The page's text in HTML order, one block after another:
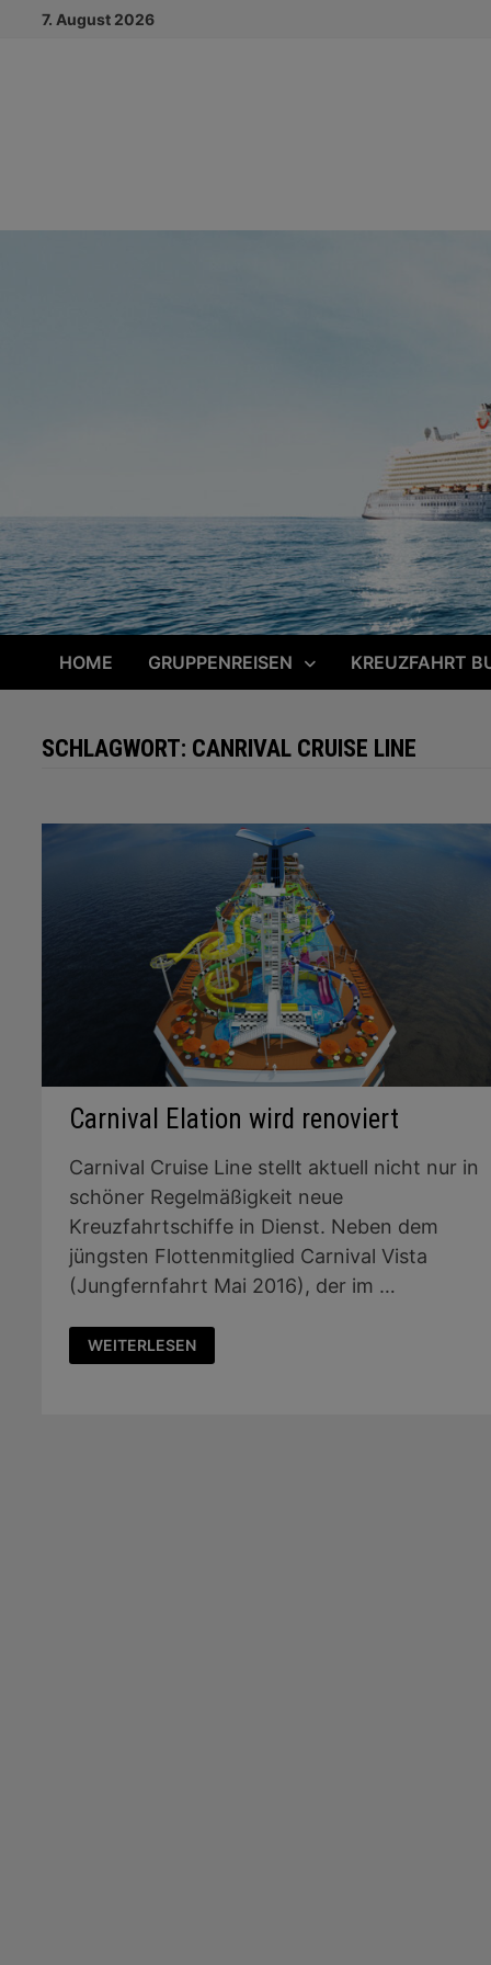
7. August 2026
HOME GRUPPENREISEN KREUZFAHRT
SCHLAGWORT: CANRIVAL CRUISE LINE
Carnival Elation wird renoviert
Carnival Cruise Line stellt aktuell nicht nur in
schöner Regelmäßigkeit neue
Kreuzfahrtschiffe in Dienst. Neben dem
jüngsten Flottenmitglied Carnival Vista
(Jungfernfahrt Mai 2016), der im …
CARNIVAL
ELATION
WIRD
WEITERLESEN